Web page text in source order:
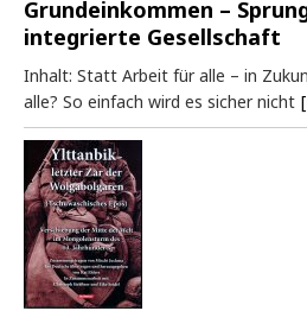
Grundeinkommen –
integrierte Gesellschaft
Inhalt: Statt Arbeit für alle – in
alle? So einfach wird es sicher nicht